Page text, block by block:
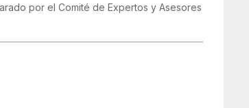
por el Comité de Expertos y Asesores